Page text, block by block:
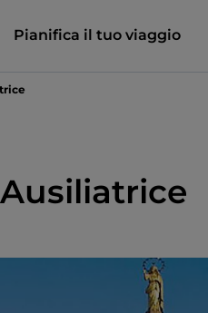
Pianifica il tuo viaggio